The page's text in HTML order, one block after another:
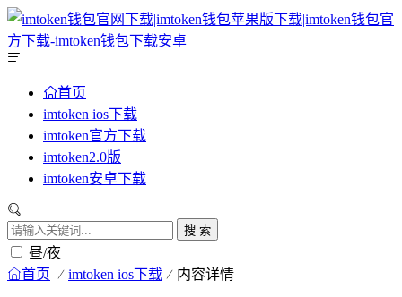
首页
imtoken ios下载
imtoken官方下载
imtoken2.0版
imtoken安卓下载
搜 索
昼/夜
首页 imtoken ios下载 内容详情